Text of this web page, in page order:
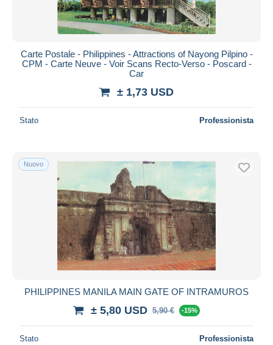
Carte Postale - Philippines - Attractions of Nayong Pilpino -
CPM - Carte Neuve - Voir Scans Recto-Verso - Poscard -
Car
± 1,73 USD
Stato Professionista
Nuovo
PHILIPPINES MANILA MAIN GATE OF INTRAMUROS
± 5,80 USD 5,90 € -15%
Stato Professionista